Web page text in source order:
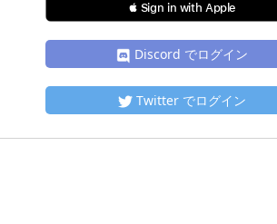
 Sign in with Apple
Discord でログイン
Twitter でログイン